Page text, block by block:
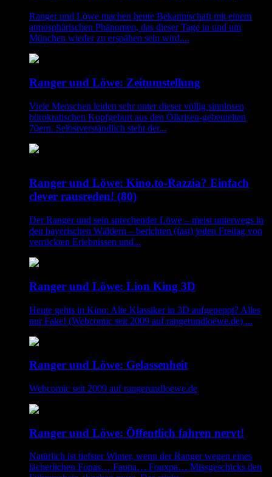
Ranger und Löwe machen heute Bekanntschaft mit einem
atmosphärischen Phänomen, das dieser Tage in und um
München wieder zu erspähen sein wird....
Ranger und Löwe: Zeitumstellung
Viele Menschen leiden sehr unter dieser völlig sinnlosen
bürokratischen Kopfgeburt aus den Ölkrisen-gebeutelten
70ern. Selbstverständlich steht der...
Ranger und Löwe: Kino.to-Razzia? Einfach
clever rausreden! (80)
Der Ranger und sein sprechender Löwe – meist unterwegs in
den bayerischen Wäldern – berichten (fast) jeden Freitag von
verrückten Erlebnissen und...
Ranger und Löwe: Lion King 3D
Heute gehts in Kino: Alte Klassiker in 3D aufgepeppt? Alles
nur Fake! (Webcomic seit 2009 auf rangerundloewe.de) ...
Ranger und Löwe: Gelassenheit
Webcomic seit 2009 auf rangerundloewe.de
Ranger und Löwe: Öffentlich fahren nervt!
Natürlich ist tiefster Winter, wenn der Ranger wegen eines
lächerlichen Fopas… Faupa… Fouxpa… Missgeschicks den